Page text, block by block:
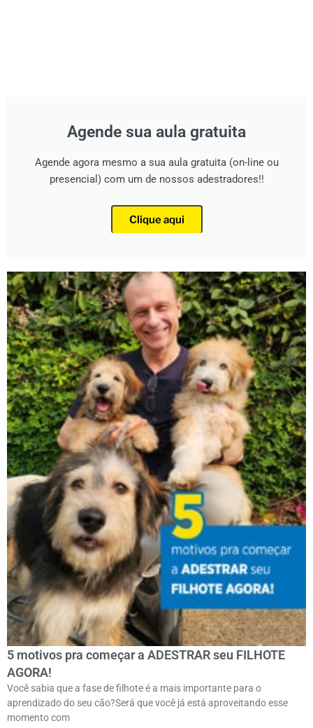
Agende sua aula gratuita
Agende agora mesmo a sua aula gratuita (on-line ou
presencial) com um de nossos adestradores!!
Clique aqui
5 motivos pra começar a ADESTRAR seu FILHOTE
AGORA!
Você sabia que a fase de filhote é a mais importante para o
aprendizado do seu cão?Será que você já está aproveitando esse
momento com